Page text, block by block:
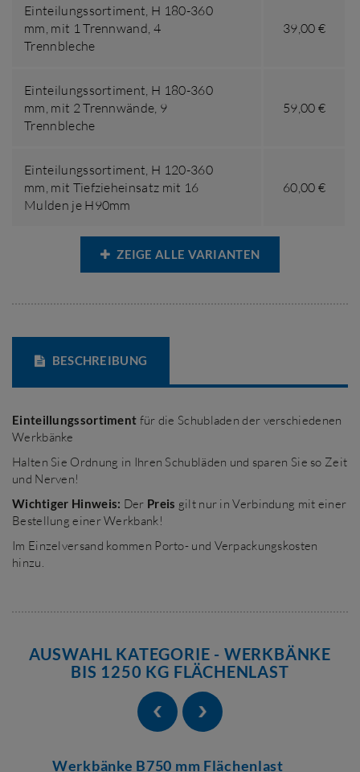
Einteilungssortiment, H 180-360
mm, mit 1 Trennwand, 4
Trennbleche
39,00 €
Einteilungssortiment, H 180-360
mm, mit 2 Trennwände, 9
Trennbleche
59,00 €
Einteilungssortiment, H 120-360
mm, mit Tiefzieheinsatz mit 16
Mulden je H90mm
60,00 €
ZEIGE ALLE VARIANTEN
BESCHREIBUNG
Einteillungssortiment für die Schubladen der verschiedenen
Werkbänke
Halten Sie Ordnung in Ihren Schubläden und sparen Sie so Zeit
und Nerven!
Wichtiger Hinweis: Der Preis gilt nur in Verbindung mit einer
Bestellung einer Werkbank!
Im Einzelversand kommen Porto- und Verpackungskosten
hinzu.
AUSWAHL KATEGORIE - WERKBÄNKE
BIS 1250 KG FLÄCHENLAST
Werkbänke B750 mm Flächenlast